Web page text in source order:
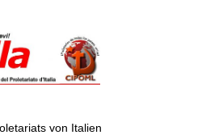
von Italien